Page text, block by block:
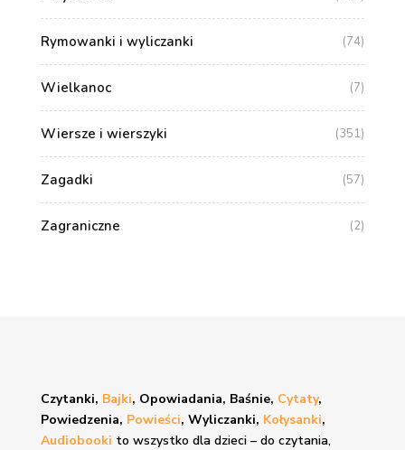
Rymowanki i wyliczanki (74)
Wielkanoc (7)
Wiersze i wierszyki (351)
Zagadki (57)
Zagraniczne (2)
Czytanki, Bajki, Opowiadania, Baśnie, Cytaty,
Powiedzenia, Powieści, Wyliczanki, Kołysanki,
Audiobooki to wszystko dla dzieci – do czytania,